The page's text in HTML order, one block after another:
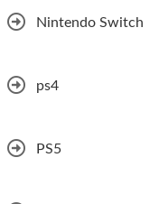
Nintendo Switch
ps4
PS5